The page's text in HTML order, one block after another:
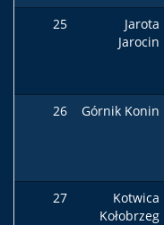
25
Jarota
Jarocin
26 Górnik Konin
27
Kotwica
Kołobrzeg